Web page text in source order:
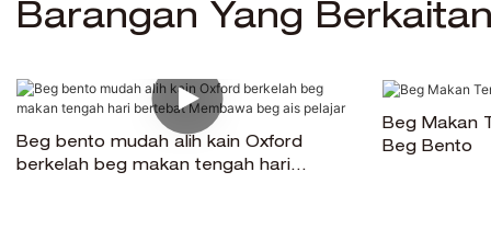
Barangan Yang
Beg bento mudah alih kain Oxford
berkelah beg makan tengah hari
Beg Makan
Beg Bento